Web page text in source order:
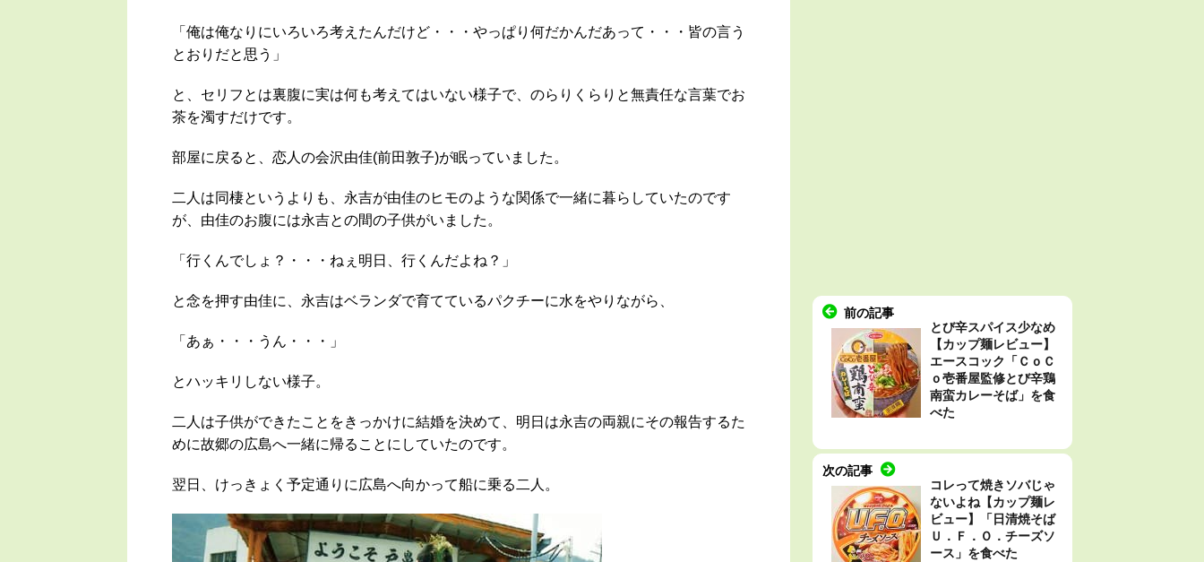
「俺は俺なりにいろいろ考えたんだけど・・・やっぱり何だかんだあって・・・皆の言う
とおりだと思う」
と、セリフとは裏腹に実は何も考えてはいない様子で、のらりくらりと無責任な言葉でお
茶を濁すだけです。
部屋に戻ると、恋人の会沢由佳(前田敦子)が眠っていました。
二人は同棲というよりも、永吉が由佳のヒモのような関係で一緒に暮らしていたのです
が、由佳のお腹には永吉との間の子供がいました。
「行くんでしょ？・・・ねぇ明日、行くんだよね？」
と念を押す由佳に、永吉はベランダで育てているパクチーに水をやりながら、
「あぁ・・・うん・・・」
とハッキリしない様子。
二人は子供ができたことをきっかけに結婚を決めて、明日は永吉の両親にその報告するた
めに故郷の広島へ一緒に帰ることにしていたのです。
翌日、けっきょく予定通りに広島へ向かって船に乗る二人。
前の記事
とび辛スパイス少なめ
【カップ麺レビュー】
エースコック「ＣｏＣ
ｏ壱番屋監修とび辛鶏
南蛮カレーそば」を食
べた
次の記事
コレって焼きソバじゃ
ないよね【カップ麺レ
ビュー】「日清焼そば
Ｕ．Ｆ．Ｏ．チーズソ
ース」を食べた